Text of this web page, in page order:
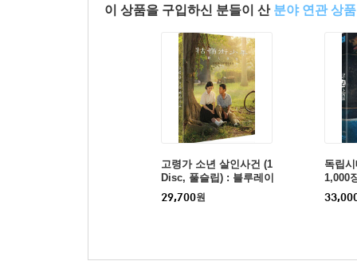
이 상품을 구입하신 분들이 산 분야 연관 상품
고령가 소년 살인사건 (1
Disc, 풀슬립) : 블루레이
29,700원
독립
1,000
블루